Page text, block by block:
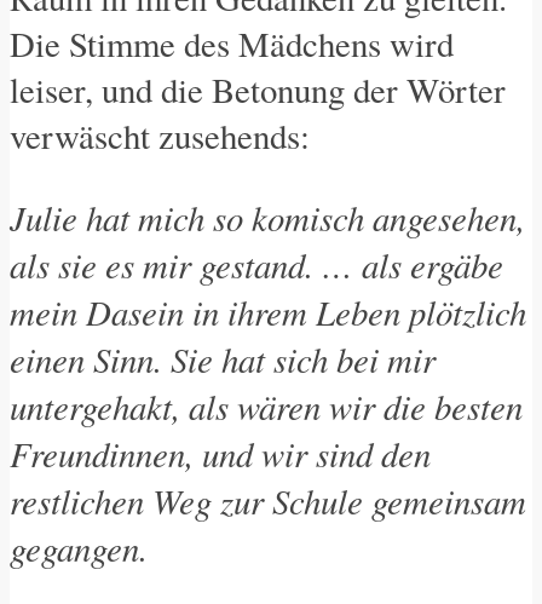
Die Stimme des Mädchens wird
leiser, und die Betonung der Wörter
verwäscht zusehends:
Julie hat mich so komisch angesehen,
als sie es mir gestand. … als ergäbe
mein Dasein in ihrem Leben plötzlich
einen Sinn. Sie hat sich bei mir
untergehakt, als wären wir die besten
Freundinnen, und wir sind den
restlichen Weg zur Schule gemeinsam
gegangen.